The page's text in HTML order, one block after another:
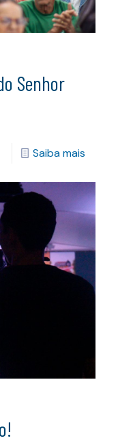
Senhor
Saiba mais